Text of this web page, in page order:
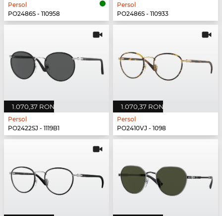
Persol
PO2486S - 110958
Persol
PO2486S - 110933
1.070,37 RON
Persol
PO2422SJ - 1119B1
1.070,37 RON
Persol
PO2410VJ - 1098